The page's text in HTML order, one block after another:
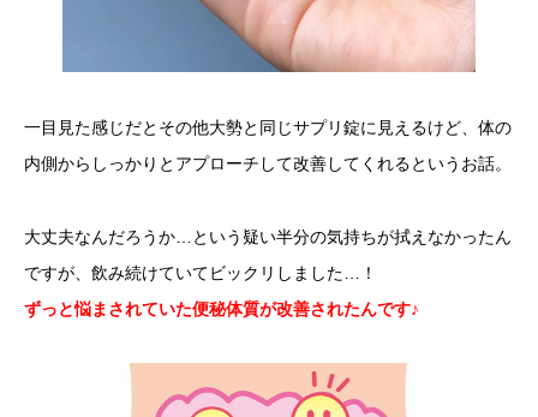
一目見た感じだとその他大勢と同じサプリ錠に見えるけど、体の
内側からしっかりとアプローチして改善してくれるというお話。
大丈夫なんだろうか…という疑い半分の気持ちが拭えなかったん
ですが、飲み続けていてビックリしました…！
ずっと悩まされていた便秘体質が改善されたんです♪